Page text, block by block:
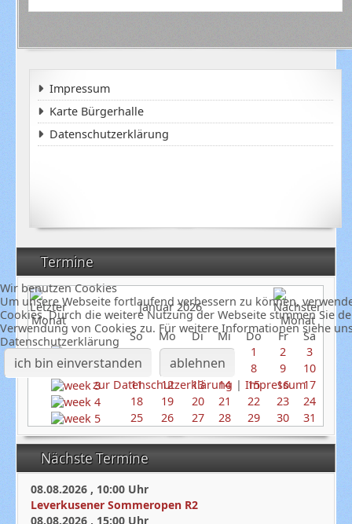
Termine
Januar 2026
So
Mo Di Mi Do Fr
Sa
1
2
3
4
5 6 7 8 9
10
11
12 13 14 15 16
17
18
19 20 21 22 23
24
25
26 27 28 29 30 31
Nächste Termine
08.08.2026 , 10:00 Uhr
Leverkusener Sommeropen R2
08.08.2026 , 15:00 Uhr
Impressum
Karte Bürgerhalle
Datenschutzerklärung
Wir benutzen Cookies
Um unsere Webseite fortlaufend verbessern zu können,
Cookies. Durch die weitere Nutzung der Webseite stimmen Sie
Verwendung von Cookies zu. Für weitere Informationen siehe
Datenschutzerklärung
ich bin einverstanden ablehnen
zur Datenschutzerklärung | Impressum